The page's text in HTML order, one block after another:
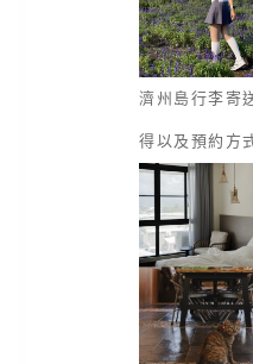
濟州島行李寄
得以及預約方